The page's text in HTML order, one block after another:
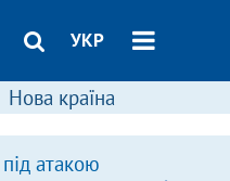
УКР
Нова країна
атакою